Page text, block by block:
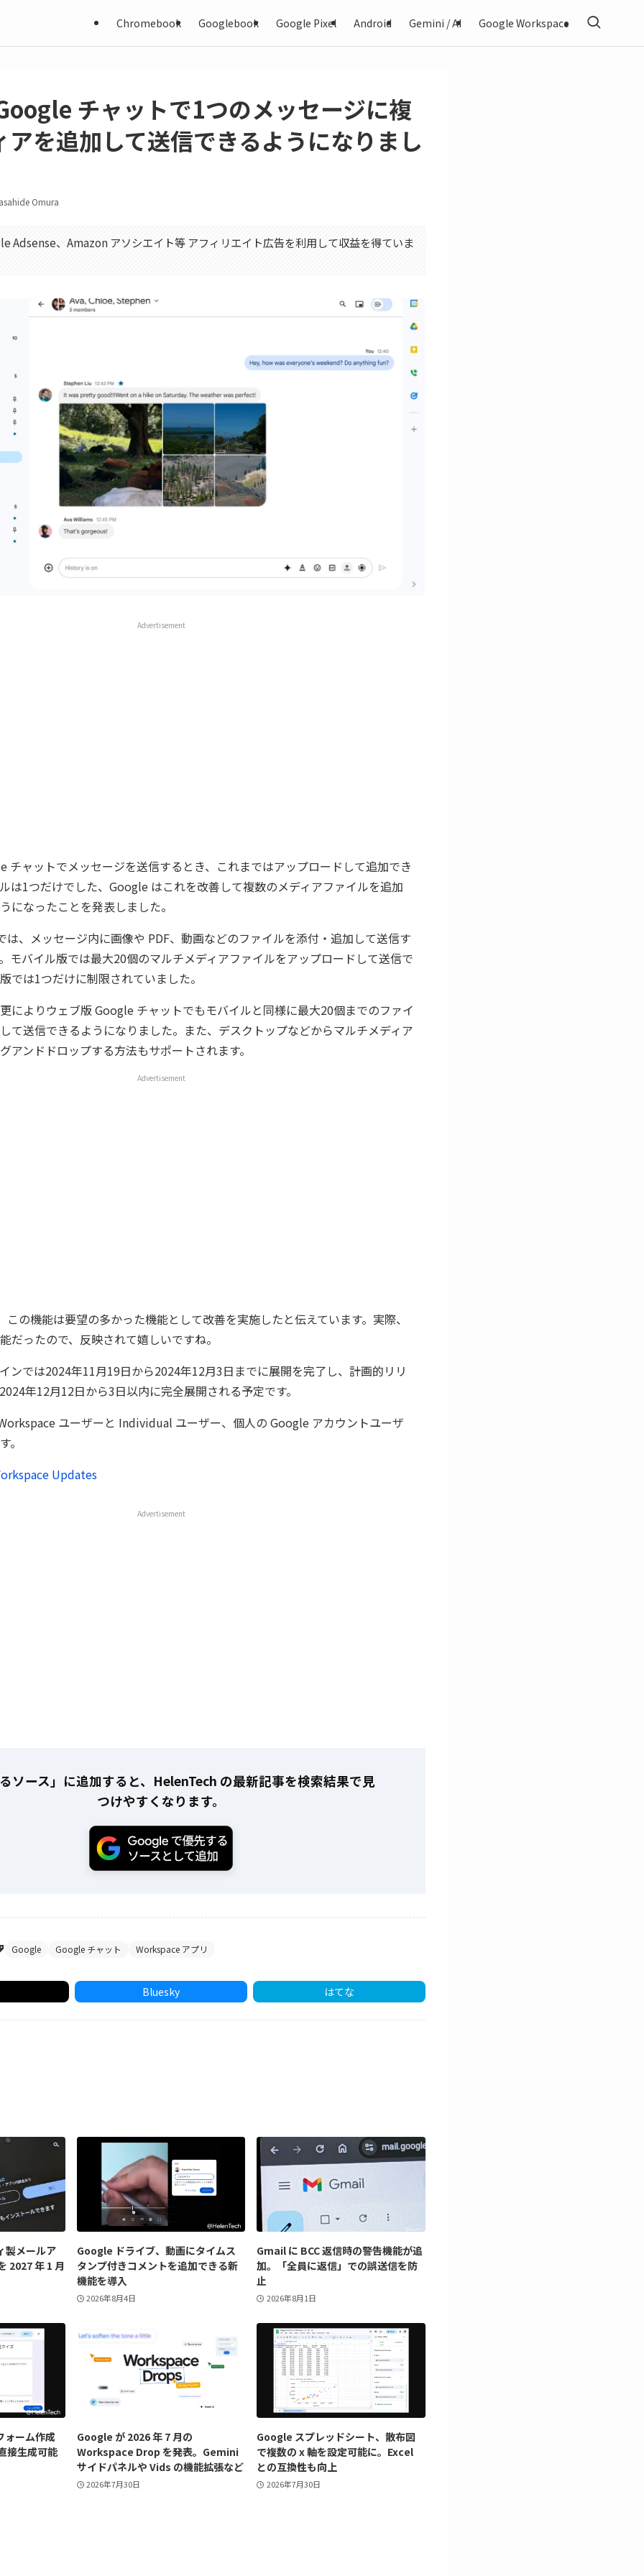
Chromebook Googlebook Google Pixel Android Gemini / AI Google Workspace
チャットで1つのメッセージに複
アを追加して送信できるようになりまし
Omura
Adsense、Amazon アソシエイト等 アフィリエイト広告を利用して収益を得ていま
Advertisement
チャットでメッセージを送信するとき、これまではアップロードして追加でき
は1つだけでした、Google はこれを改善して複数のメディアファイルを追加
になったことを発表しました。
は、メッセージ内に画像や PDF、動画などのファイルを添付・追加して送信す
モバイル版では最大20個のマルチメディアファイルをアップロードして送信で
では1つだけに制限されていました。
によりウェブ版 Google チャットでもモバイルと同様に最大20個までのファイ
て送信できるようになりました。また、デスクトップなどからマルチメディア
アンドドロップする方法もサポートされます。
Advertisement
の機能は要望の多かった機能として改善を実施したと伝えています。実際、
だったので、反映されて嬉しいですね。
ンでは2024年11月19日から2024年12月3日までに展開を完了し、計画的リリ
年12月12日から3日以内に完全展開される予定です。
ユーザーと Individual ユーザー、個人の Google アカウントユーザ
。
Updates
Advertisement
ソース」に追加すると、HelenTech の最新記事を検索結果で見
つけやすくなります。
Google Google チャット Workspace アプリ
Bluesky はてな
製メールア
2027 年 1 月
Google ドライブ、動画にタイムス
タンプ付きコメントを追加できる新
機能を導入
2026年8月4日
Gmail に BCC 返信時の警告機能が追
加。「全員に返信」での誤送信を防
止
2026年8月1日
ォーム作成
接生成可能
Google が 2026 年 7 月の
Workspace Drop を発表。Gemini
サイドパネルや Vids の機能拡張など
2026年7月30日
Google スプレッドシート、散布図
で複数の x 軸を設定可能に。Excel
との互換性も向上
2026年7月30日